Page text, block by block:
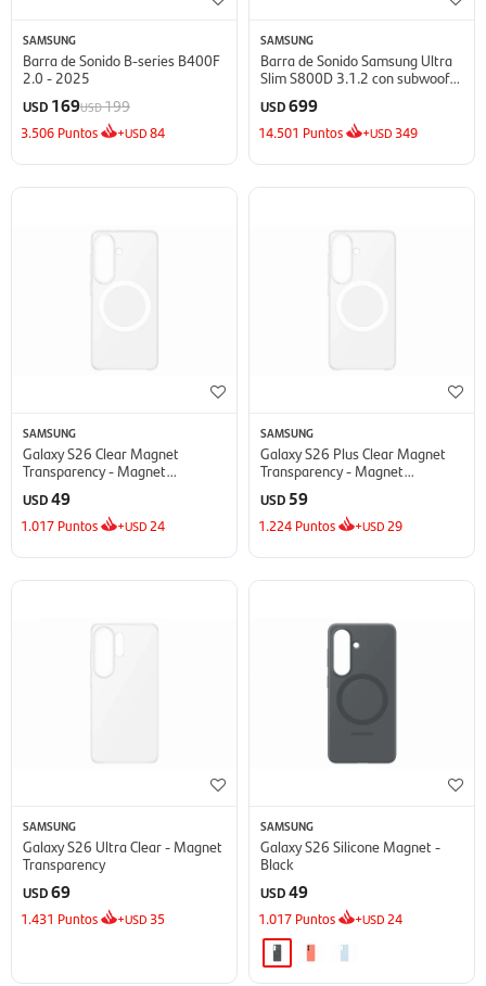
SAMSUNG
Barra de Sonido B-series B400F
2.0 - 2025
USD 169USD199
3.506 Puntos +USD84
SAMSUNG
Barra de Sonido Samsung Ultra
Slim S800D 3.1.2 con subwoofer
USD699
14.501 Puntos +USD 349
SAMSUNG
Galaxy S26 Clear Magnet
Transparency - Magnet
Transparency
USD49
1.017 Puntos +USD 24
SAMSUNG
Galaxy S26 Plus Clear Magnet
Transparency - Magnet
Transparency
USD 59
1.224 Puntos +USD 29
SAMSUNG
Galaxy S26 Ultra Clear - Magnet
Transparency
USD69
1.431 Puntos +USD 35
SAMSUNG
Galaxy S26 Silicone Magnet -
Black
USD49
1.017 Puntos +USD 24